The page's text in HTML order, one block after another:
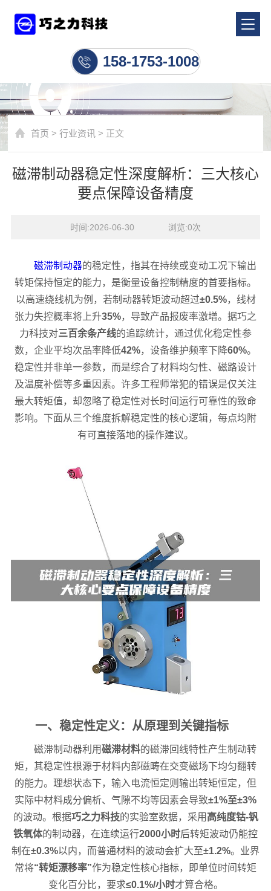
158-1753-1008
首页 >行业资讯 > 正文
磁滞制动器稳定性深度解析：三大核心
要点保障设备精度
时间:2026-06-30    浏览:0次
磁滞制动器的稳定性，指其在持续或变动工况下输出
转矩保持恒定的能力，是衡量设备控制精度的首要指标。
以高速绕线机为例，若制动器转矩波动超过±0.5%，线材
张力失控概率将上升35%，导致产品报废率激增。据巧之
力科技对三百余条产线的追踪统计，通过优化稳定性参
数，企业平均次品率降低42%，设备维护频率下降60%。
稳定性并非单一参数，而是综合了材料均匀性、磁路设计
及温度补偿等多重因素。许多工程师常犯的错误是仅关注
最大转矩值，却忽略了稳定性对长时间运行可靠性的致命
影响。下面从三个维度拆解稳定性的核心逻辑，每点均附
有可直接落地的操作建议。
一、稳定性定义：从原理到关键指标
磁滞制动器利用磁滞材料的磁滞回线特性产生制动转
矩，其稳定性根源于材料内部磁畴在交变磁场下均匀翻转
的能力。理想状态下，输入电流恒定则输出转矩恒定，但
实际中材料成分偏析、气隙不均等因素会导致±1%至±3%
的波动。根据巧之力科技的实验室数据，采用 高纯度钴-钒
铁氧体的制动器，在连续运行2000小时后转矩波动仍能控
制在±0.3%以内，而普通材料的波动会扩大至±1.2%。业界
常将“转矩漂移率”作为稳定性核心指标，即单位时间转矩
变化百分比，要求≤0.1%/小时才算合格。